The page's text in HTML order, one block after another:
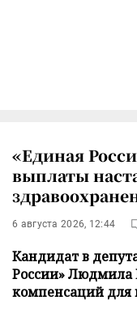
«Единая
выплаты
6 августа 2026, 12:44
Кандидат в
России» Людмила
компенсаций для